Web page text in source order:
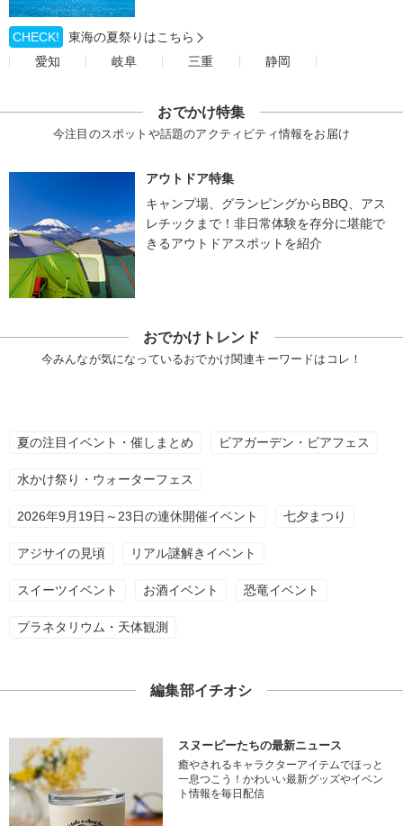
CHECK!
東海の夏祭りはこちら
愛知
岐阜 三重 静岡
おでかけ特集
今注目のスポットや話題のアクティビティ情報をお届け
アウトドア特集
キャンプ場、グランピングからBBQ、アス
レチックまで！非日常体験を存分に堪能で
きるアウトドアスポットを紹介
おでかけトレンド
今みんなが気になっているおでかけ関連キーワードはコレ！
夏の注目イベント・催しまとめ ビアガーデン・ビアフェス
水かけ祭り・ウォーターフェス
2026年9月19日～23日の連休開催イベント 七夕まつり
アジサイの見頃 リアル謎解きイベント
スイーツイベント お酒イベント 恐竜イベント
プラネタリウム・天体観測
編集部イチオシ
スヌーピーたちの最新ニュース
癒やされるキャラクターアイテムでほっと
一息つこう！かわいい最新グッズやイベン
ト情報を毎日配信